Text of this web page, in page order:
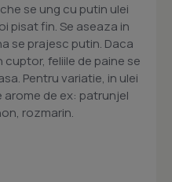
se ung cu putin ulei
pisat fin. Se aseaza in
se prajesc putin. Daca
cuptor, feliile de paine se
Pentru variatie, in ulei
arome de ex: patrunjel
rozmarin.